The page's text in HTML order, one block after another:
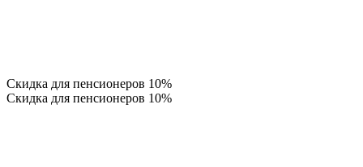
Скидка для пенсионеров 10%
Скидка для пенсионеров 10%